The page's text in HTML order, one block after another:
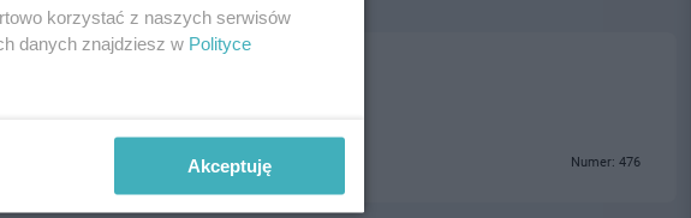
Numer: 476
korzystać z naszych serwisów
danych znajdziesz w Polityce
Akceptuję